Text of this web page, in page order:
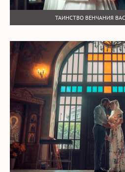
ТАИНСТВО ВЕНЧАНИЯ